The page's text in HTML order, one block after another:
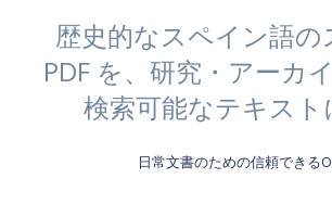
歴史的なスペイン語の
PDF を、研究・アーカ
検索可能なテキスト
日常文書のための信頼できる